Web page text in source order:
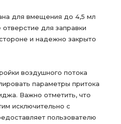
для вмещения до 4,5 мл
для заправки
и надежно закрыто
воздушного потока
параметры притока
Важно отметить, что
исключительно с
пользователю